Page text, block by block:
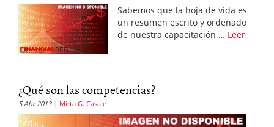
Sabemos que la hoja de vida es
un resumen escrito y ordenado
de nuestra capacitación … Leer
¿Qué son las competencias?
5 Abr 2013 Mirta G. Casale